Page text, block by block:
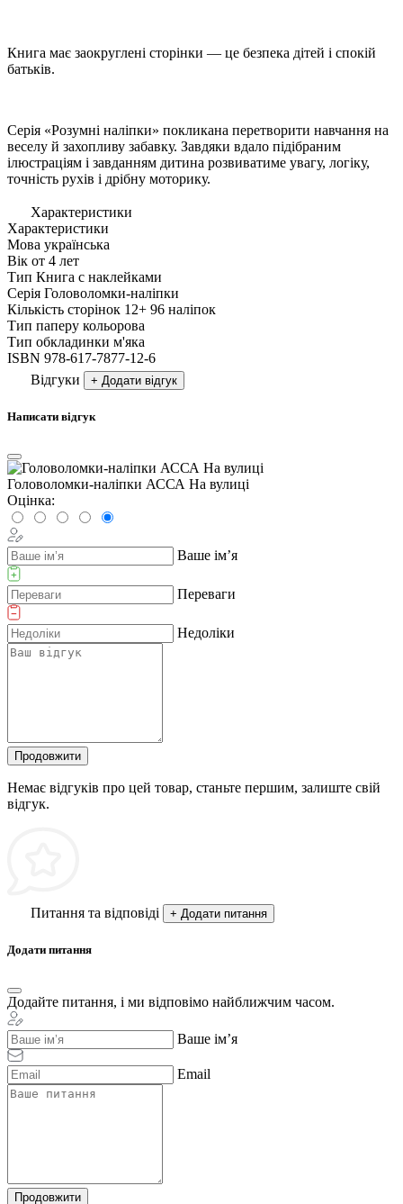
Книга має заокруглені сторінки — це безпека дітей і спокій
батьків.
Серія «Розумні наліпки» покликана перетворити навчання на
веселу й захопливу забавку. Завдяки вдало підібраним
ілюстраціям і завданням дитина розвиватиме увагу, логіку,
точність рухів і дрібну моторику.
Характеристики
Характеристики
Мова українська
Вік от 4 лет
Тип Книга с наклейками
Серія Головоломки-наліпки
Кількість сторінок 12+ 96 наліпок
Тип паперу кольорова
Тип обкладинки м'яка
ISBN 978-617-7877-12-6
Відгуки
+ Додати відгук
Написати відгук
Головоломки-наліпки АССА На вулиці
Оцінка:
Ваше ім’я
Переваги
Недоліки
Продовжити
Немає відгуків про цей товар, станьте першим, залиште свій
відгук.
Питання та відповіді + Додати питання
Додати питання
Додайте питання, і ми відповімо найближчим часом.
Ваше ім’я
Email
Продовжити